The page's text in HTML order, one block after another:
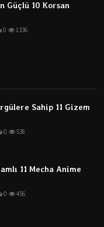
Güçlü 10 Korsan
0 1336
Sahip 11 Gizem
0 538
11 Mecha Anime
0 456